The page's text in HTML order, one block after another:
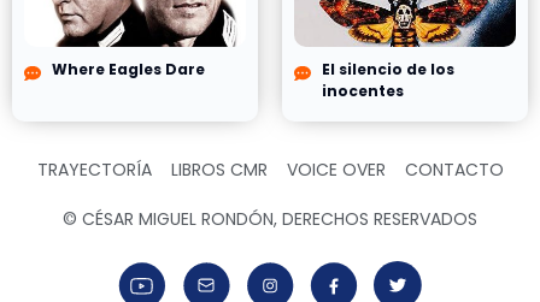
Where Eagles Dare
El silencio de los
inocentes
TRAYECTORÍA LIBROS CMR VOICE OVER CONTACTO
© CÉSAR MIGUEL RONDÓN, DERECHOS RESERVADOS